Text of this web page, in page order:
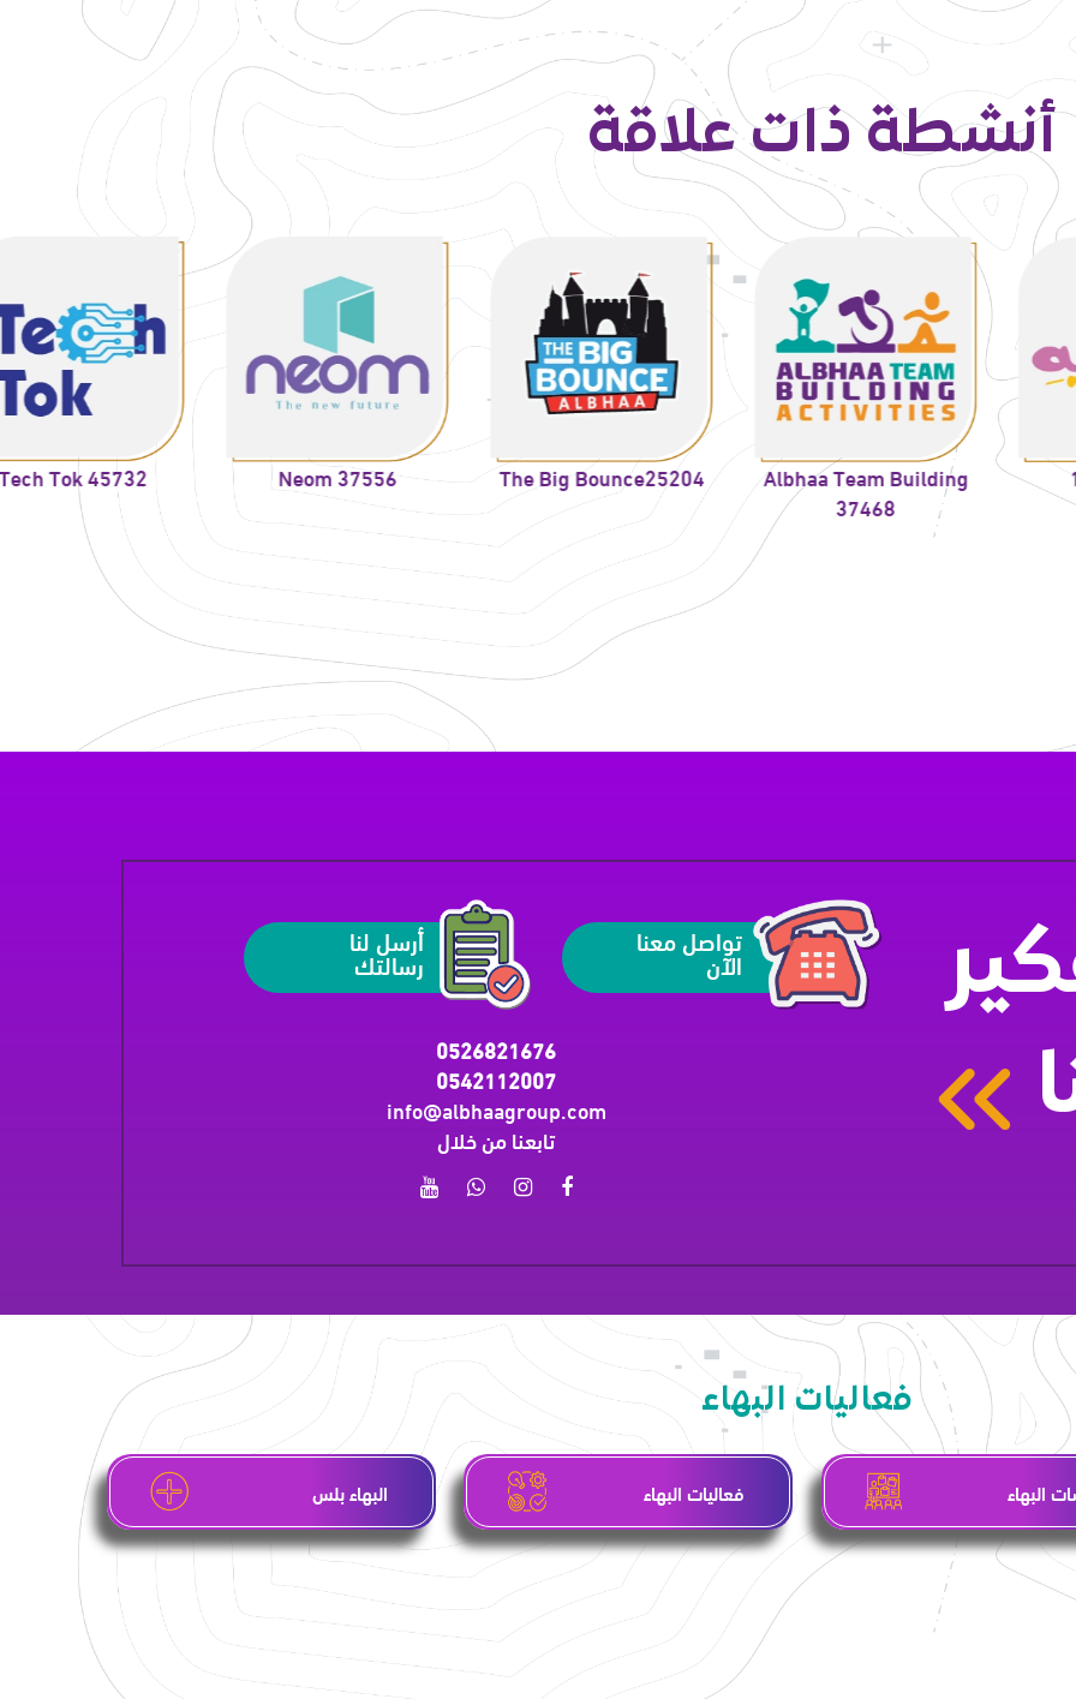
أنشطة ذات علاقة
Neom 37556 The Big Bounce25204 Albhaa Team Building
37468
تواصل معنا
الآن
أرسل لنا
رسالتك
0526821676
0542112007
info@albhaagroup.com
تابعنا من خلال
فعاليات البهاء
البهاء فعاليات البهاء البهاء بلس